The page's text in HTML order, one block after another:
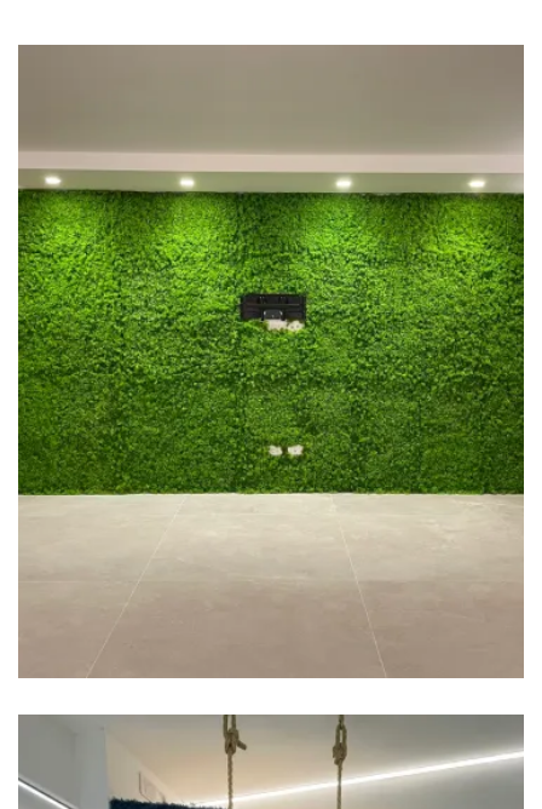
PRIVATE APT
Interior Design